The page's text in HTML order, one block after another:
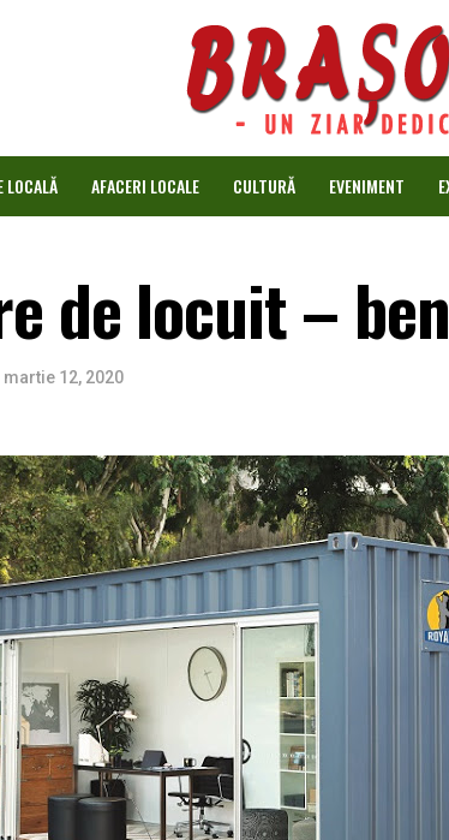
LOCALĂ AFACERI LOCALE CULTURĂ EVENIMENT
de locuit –
martie 12, 2020